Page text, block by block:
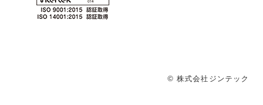
© 株式会社ジンテック